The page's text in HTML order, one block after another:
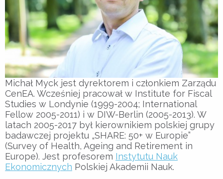
Michał Myck jest dyrektorem i członkiem Zarządu
CenEA. Wcześniej pracował w Institute for Fiscal
Studies w Londynie (1999-2004; International
Fellow 2005-2011) i w DIW-Berlin (2005-2013). W
latach 2005-2017 był kierownikiem polskiej grupy
badawczej projektu „SHARE: 50+ w Europie”
(Survey of Health, Ageing and Retirement in
Europe). Jest profesorem Instytutu Nauk
Ekonomicznych Polskiej Akademii Nauk.